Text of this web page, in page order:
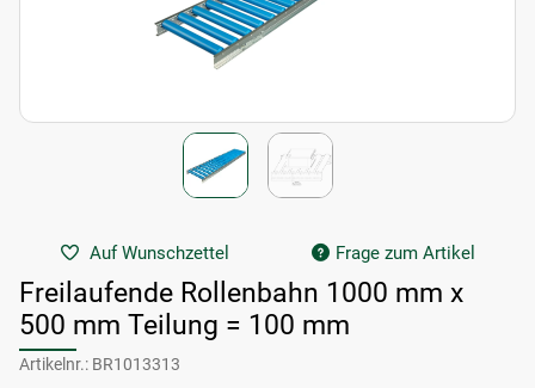
Auf Wunschzettel Frage zum Artikel
Freilaufende Rollenbahn 1000 mm x
500 mm Teilung = 100 mm
Artikelnr.: BR1013313